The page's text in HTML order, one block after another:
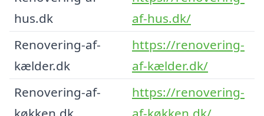
hus.dk
af-hus.dk/
Renovering-af-
kælder.dk
https://renovering-
af-kælder.dk/
Renovering-af-
https://renovering-